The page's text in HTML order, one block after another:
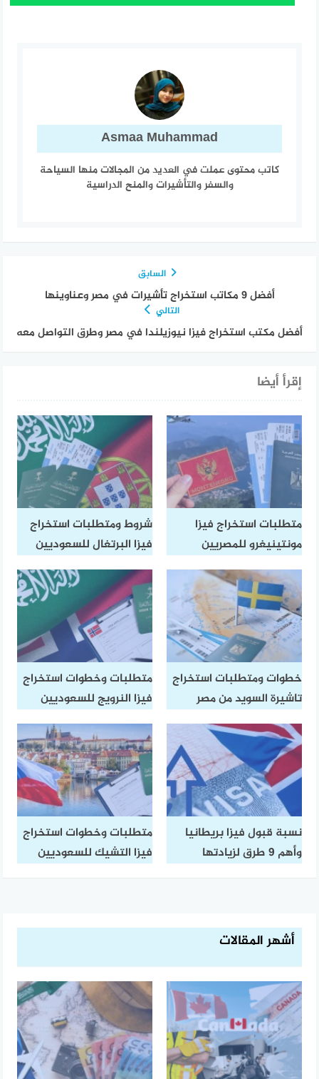
Asmaa Muhammad
كاتب محتوى عملت في العديد من المجالات منها السياحة
والسفر والتأشيرات والمنح الدراسية
السابق
أفضل 9 مكاتب استخراج تأشيرات في مصر وعناوينها
التالي
أفضل مكتب استخراج فيزا نيوزيلندا في مصر وطرق التواصل معه
إقرأ أيضا
متطلبات استخراج فيزا
مونتينيغرو للمصريين
شروط ومتطلبات استخراج
فيزا البرتغال للسعوديين
خطوات ومتطلبات استخراج
تاشيرة السويد من مصر​
متطلبات وخطوات استخراج
فيزا النرويج للسعوديين
نسبة قبول فيزا بريطانيا
وأهم 9 طرق لزيادتها
متطلبات وخطوات استخراج
فيزا التشيك للسعوديين
أشهر المقالات